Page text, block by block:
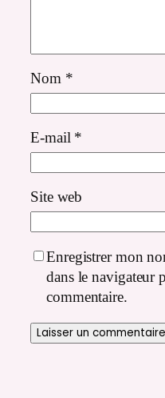
Nom *
E-mail *
Site web
Enregistrer mon
dans le navigateur
commentaire.